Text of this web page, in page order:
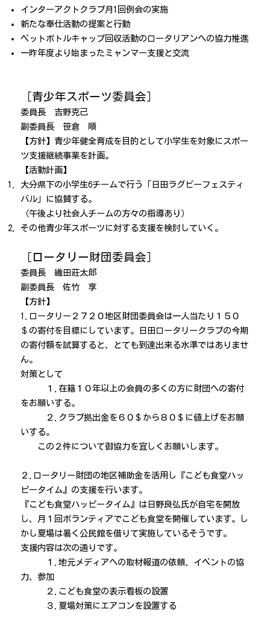
インターアクトクラブ月1回例会の実施
新たな奉仕活動の提案と行動
ペットボトルキャップ回収活動のロータリアンへの協力推進
一昨年度より始まったミャンマー支援と交流
［青少年スポーツ委員会］
委員長 吉野克己
副委員長 笹倉 順
【方針】青少年健全育成を目的として小学生を対象にスポー
ツ支援継続事業を計画。
【活動計画】
大分県下の小学生6チームで行う「日田ラグビーフェスティ
バル」に協賛する。
（午後より社会人チームの方々の指導あり）
その他青少年スポーツに対する支援を検討していく。
［ロータリー財団委員会］
委員長 織田莊太郎
副委員長 佐竹 享
【方針】
1.ロータリー２７２０地区財団委員会は一人当たり１５０
＄の寄付を目標にしています。日田ロータリークラブの今期
の寄付額を試算すると、とても到達出来る水準ではありませ
ん。
対策として
１.在籍１０年以上の会員の多くの方に財団への寄付
をお願いする。
２.クラブ拠出金を６０＄から８０＄に値上げをお願
いする。
この２件について御協力を宜しくお願いします。
２.ロータリー財団の地区補助金を活用し『こども食堂ハッ
ピータイム』の支援を行います。
『こども食堂ハッピータイム』は日野良弘氏が自宅を開放
し、月１回ボランティアでこども食堂を開催しています。し
かし夏場は暑く公民館を借りて実施しているそうです。
支援内容は次の通りです。
１.地元メディアへの取材報道の依頼、イベントの協
力、参加
２.こども食堂の表示看板の設置
３.夏場対策にエアコンを設置する